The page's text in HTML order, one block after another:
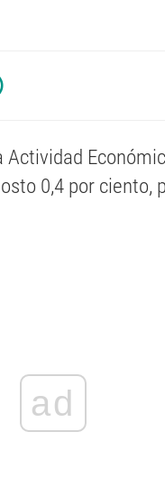
Actividad
0,4 por ciento,
ad